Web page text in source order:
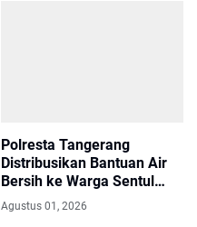
Polresta Tangerang
Distribusikan Bantuan Air
Bersih ke Warga Sentul
Balaraja
Agustus 01, 2026